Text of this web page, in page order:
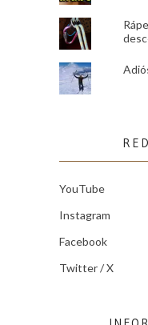
YouTube
Instagram
Facebook
Twitter / X